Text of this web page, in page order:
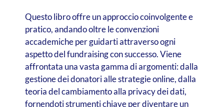
Questo libro offre un approccio coinvolgente e
pratico, andando oltre le convenzioni
accademiche per guidarti attraverso ogni
aspetto del fundraising con successo. Viene
affrontata una vasta gamma di argomenti: dalla
gestione dei donatori alle strategie online, dalla
teoria del cambiamento alla privacy dei dati,
fornendoti strumenti chiave per diventare un